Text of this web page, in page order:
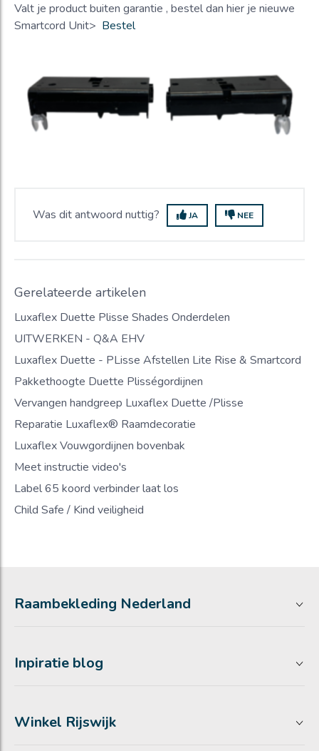
Valt je product buiten garantie , bestel dan hier je nieuwe
Smartcord Unit> Bestel
Was dit antwoord nuttig? JA NEE
Gerelateerde artikelen
Luxaflex Duette Plisse Shades Onderdelen
UITWERKEN - Q&A EHV
Luxaflex Duette - PLisse Afstellen Lite Rise & Smartcord
Pakkethoogte Duette Plisségordijnen
Vervangen handgreep Luxaflex Duette /Plisse
Reparatie Luxaflex® Raamdecoratie
Luxaflex Vouwgordijnen bovenbak
Meet instructie video's
Label 65 koord verbinder laat los
Child Safe / Kind veiligheid
Raambekleding Nederland
Inpiratie blog
Winkel Rijswijk